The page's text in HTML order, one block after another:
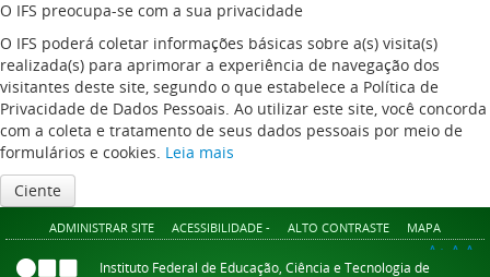
O IFS preocupa-se com a sua privacidade
O IFS poderá coletar informações básicas sobre a(s) visita(s)
realizada(s) para aprimorar a experiência de navegação dos
visitantes deste site, segundo o que estabelece a Política de
Privacidade de Dados Pessoais. Ao utilizar este site, você concorda
com a coleta e tratamento de seus dados pessoais por meio de
formulários e cookies. Leia mais
Ciente
ADMINISTRAR SITE ACESSIBILIDADE - ALTO CONTRASTE MAPA
A+ A A-
Instituto Federal de Educação, Ciência e Tecnologia de